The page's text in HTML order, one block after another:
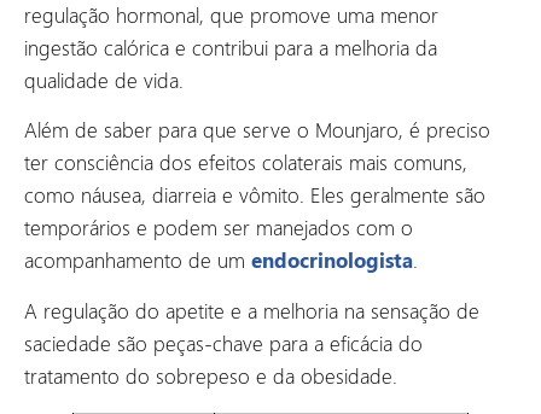
regulação hormonal, que promove uma menor
ingestão calórica e contribui para a melhoria da
qualidade de vida.
Além de saber para que serve o Mounjaro, é preciso
ter consciência dos efeitos colaterais mais comuns,
como náusea, diarreia e vômito. Eles geralmente são
temporários e podem ser manejados com o
acompanhamento de um endocrinologista.
A regulação do apetite e a melhoria na sensação de
saciedade são peças-chave para a eficácia do
tratamento do sobrepeso e da obesidade.